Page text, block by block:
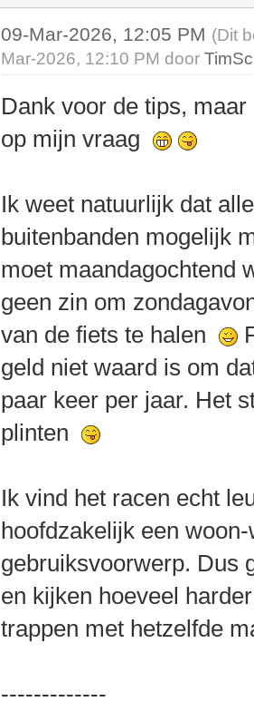
09-Mar-2026, 12:05 PM (Dit
Mar-2026, 12:10 PM door
Dank voor de tips,
op mijn vraag
Ik weet natuurlijk dat
buitenbanden mogelijk
moet maandagochtend
geen zin om
van de fiets te halen
geld niet waard is om
paar keer per jaar. Het
plinten
Ik vind het racen echt
hoofdzakelijk een
gebruiksvoorwerp. Dus
en kijken hoeveel
trappen met hetzelfde
-------------